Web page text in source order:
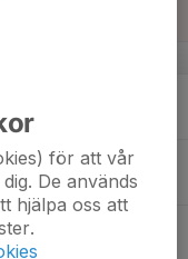
för att vår
De används
hjälpa oss att